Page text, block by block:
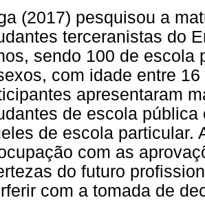
(2017) pesquisou a
terceranistas do
sendo 100 de escola
com idade entre
apresentaram
de escola
de escola particular.
com as
do futuro
com a tomada de